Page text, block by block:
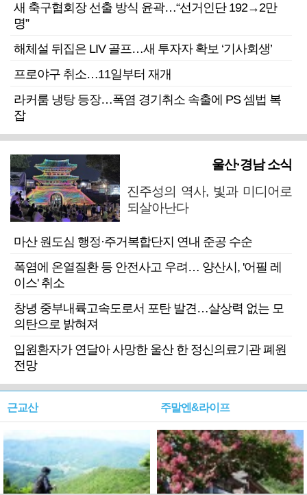
새 축구협회장 선출 방식 윤곽…“선거인단 192→2만
명”
해체설 뒤집은 LIV 골프…새 투자자 확보 ‘기사회생’
프로야구 취소…11일부터 재개
라커룸 냉탕 등장…폭염 경기취소 속출에 PS 셈법 복
잡
울산·경남 소식
진주성의 역사, 빛과 미디어로
되살아난다
마산 원도심 행정·주거복합단지 연내 준공 수순
폭염에 온열질환 등 안전사고 우려… 양산시, '어필 레
이스' 취소
창녕 중부내륙고속도로서 포탄 발견…살상력 없는 모
의탄으로 밝혀져
입원환자가 연달아 사망한 울산 한 정신의료기관 폐원
전망
근교산 주말엔&라이프